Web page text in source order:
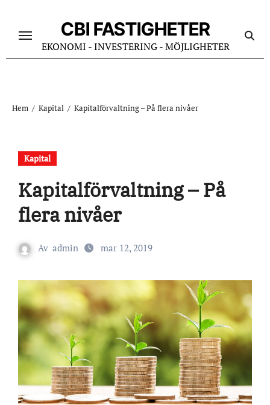
innehåll
CBI FASTIGHETER
EKONOMI - INVESTERING - MÖJLIGHETER
Hem Kapital Kapitalförvaltning – På flera nivåer
Kapital
Kapitalförvaltning – På
flera nivåer
Av admin mar 12, 2019